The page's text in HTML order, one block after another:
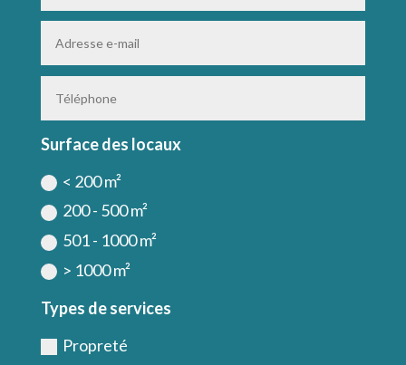
Surface des locaux
< 200 m²
200 - 500 m²
501 - 1000 m²
> 1000 m²
Types de services
Propreté